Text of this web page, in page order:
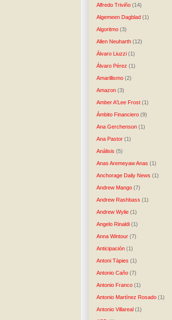
Alfredo Triviño (14)
Algemeen Dagblad (1)
Algoritmo (3)
Allen Neuharth (12)
Álvaro Liuzzi (1)
Álvaro Pérez (1)
Amarillismo (2)
Amazon (3)
Amber A'Lee Frost (1)
Ámbito Financiero (9)
Ana Gerchenson (1)
Ana Pastor (1)
Análisis (5)
Anas Aremeyaw Anas (1)
Anchorage Daily News (1)
Andrew Mango (7)
Andrew Rashbass (1)
Andrew Wylie (1)
Angelo Rinaldi (1)
Anna Wintour (7)
Anticipación (1)
Antoni Tàpies (1)
Antonio Caño (7)
Antonio Franco (1)
Antonio Martínez Rosado (1)
Antonio Villareal (1)